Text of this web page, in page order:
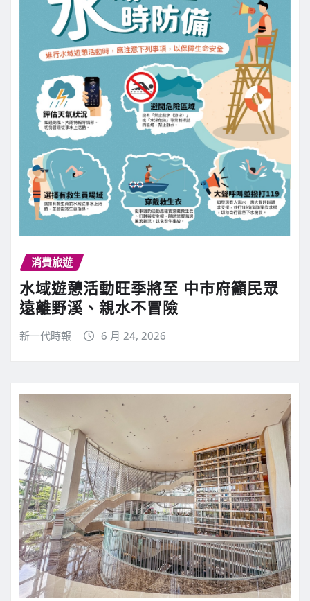
消費旅遊
水域遊憩活動旺季將至 中市府籲民眾
遠離野溪、親水不冒險
新一代時報 6 月 24, 2026